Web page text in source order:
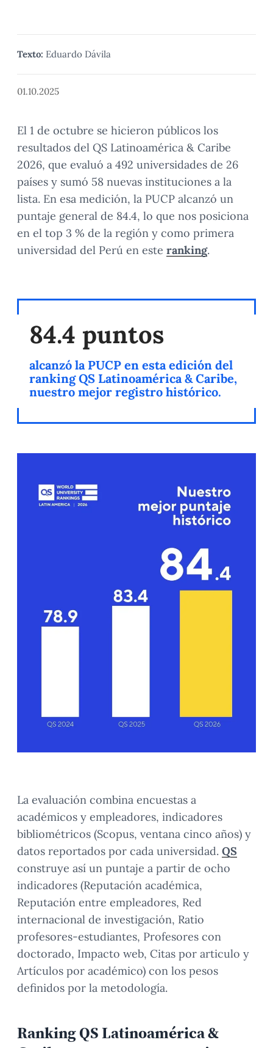
Texto: Eduardo Dávila
01.10.2025
El 1 de octubre se hicieron públicos los
resultados del QS Latinoamérica & Caribe
2026, que evaluó a 492 universidades de 26
países y sumó 58 nuevas instituciones a la
lista. En esa medición, la PUCP alcanzó un
puntaje general de 84.4, lo que nos posiciona
en el top 3 % de la región y como primera
universidad del Perú en este ranking.
84.4 puntos
alcanzó la PUCP en esta edición del
ranking QS Latinoamérica & Caribe,
nuestro mejor registro histórico.
La evaluación combina encuestas a
académicos y empleadores, indicadores
bibliométricos (Scopus, ventana cinco años) y
datos reportados por cada universidad. QS
construye así un puntaje a partir de ocho
indicadores (Reputación académica,
Reputación entre empleadores, Red
internacional de investigación, Ratio
profesores-estudiantes, Profesores con
doctorado, Impacto web, Citas por articulo y
Artículos por académico) con los pesos
definidos por la metodología.
Ranking QS Latinoamérica &